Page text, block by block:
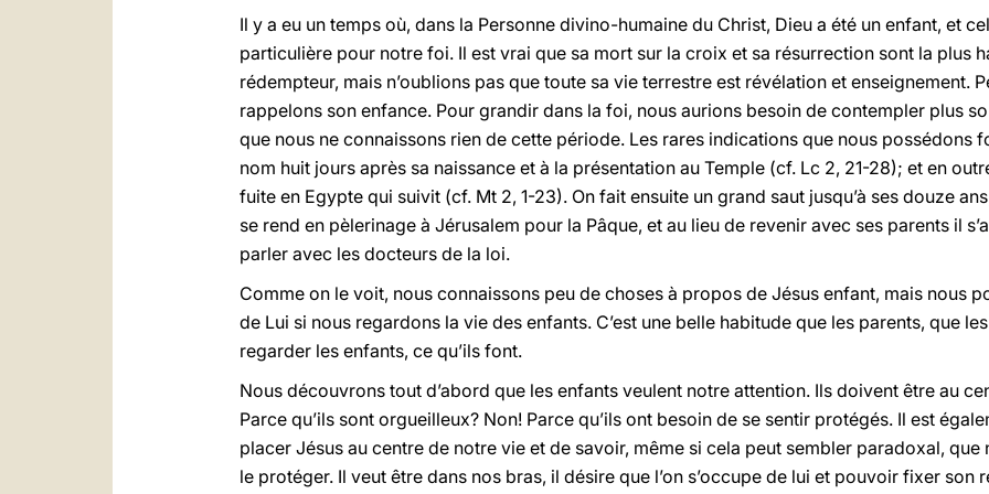
Il y a eu un temps où, dans la Personne divino-humaine du Christ, Dieu a été un enfant, et
particulière pour notre foi. Il est vrai que sa mort sur la croix et sa résurrection sont la plus
rédempteur, mais n’oublions pas que toute sa vie terrestre est révélation et enseignement.
rappelons son enfance. Pour grandir dans la foi, nous aurions besoin de contempler plus
que nous ne connaissons rien de cette période. Les rares indications que nous possédons
nom huit jours après sa naissance et à la présentation au Temple (cf. Lc 2, 21-28); et en
fuite en Egypte qui suivit (cf. Mt 2, 1-23). On fait ensuite un grand saut jusqu’à ses douze
se rend en pèlerinage à Jérusalem pour la Pâque, et au lieu de revenir avec ses parents il
parler avec les docteurs de la loi.
Comme on le voit, nous connaissons peu de choses à propos de Jésus enfant, mais nous
de Lui si nous regardons la vie des enfants. C’est une belle habitude que les parents, que
regarder les enfants, ce qu’ils font.
Nous découvrons tout d’abord que les enfants veulent notre attention. Ils doivent être au
Parce qu’ils sont orgueilleux? Non! Parce qu’ils ont besoin de se sentir protégés. Il est
placer Jésus au centre de notre vie et de savoir, même si cela peut sembler paradoxal,
le protéger. Il veut être dans nos bras, il désire que l’on s’occupe de lui et pouvoir fixer son